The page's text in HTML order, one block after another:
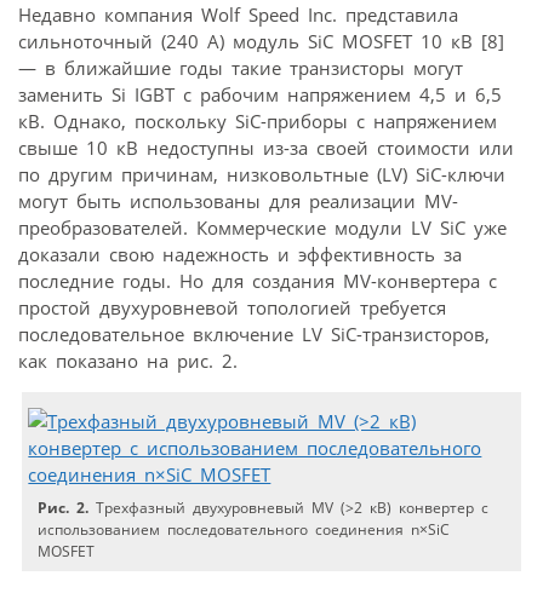
Недавно компания Wolf Speed Inc. представила
сильноточный (240 А) модуль SiC MOSFET 10 кВ [8]
— в ближайшие годы такие транзисторы могут
заменить Si IGBT с рабочим напряжением 4,5 и 6,5
кВ. Однако, поскольку SiC-приборы с напряжением
свыше 10 кВ недоступны из-за своей стоимости или
по другим причинам, низковольтные (LV) SiC-ключи
могут быть использованы для реализации MV-
преобразователей. Коммерческие модули LV SiC уже
доказали свою надежность и эффективность за
последние годы. Но для создания MV-конвертера с
простой двухуровневой топологией требуется
последовательное включение LV SiC-транзисторов,
как показано на рис. 2.
Рис. 2. Трехфазный двухуровневый MV (>2 кВ) конвертер с
использованием последовательного соединения n×SiC
MOSFET